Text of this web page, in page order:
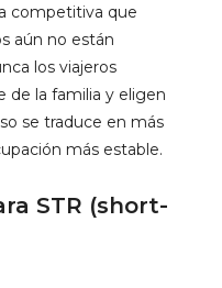
competitiva que
aún no están
los viajeros
de la familia y eligen
se traduce en más
más estable.
STR (short-